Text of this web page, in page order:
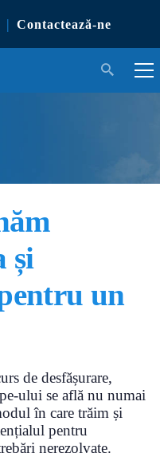
| Contactează-ne
și
un
de desfășurare,
ului se află nu numai
în care trăim și
pentru
nerezolvate.